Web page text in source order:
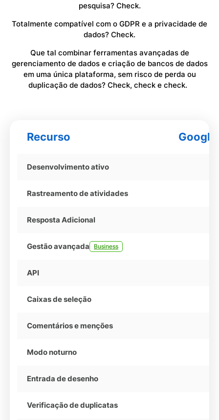
pesquisa? Check.
Totalmente compatível com o GDPR e a privacidade de
dados? Check.
Que tal combinar ferramentas avançadas de
gerenciamento de dados e criação de bancos de dados
em uma única plataforma, sem risco de perda ou
duplicação de dados? Check, check e check.
Recurso Google
Desenvolvimento ativo
Rastreamento de atividades
Resposta Adicional
Gestão avançada Business
API
Caixas de seleção
Comentários e menções
Modo noturno
Entrada de desenho
Verificação de duplicatas